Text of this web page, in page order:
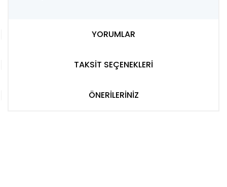
YORUMLAR
TAKSİT SEÇENEKLERİ
ÖNERİLERİNİZ